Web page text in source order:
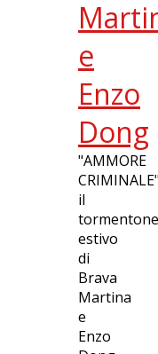
e
Enzo
Dong
"AMMORE
il
tormentone
estivo
di
Brava
Martina
e
Enzo